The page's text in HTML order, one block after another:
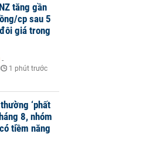
tăng gần
cp sau 5
giá trong
-
1 phút trước
‘phất
8, nhóm
tiềm năng